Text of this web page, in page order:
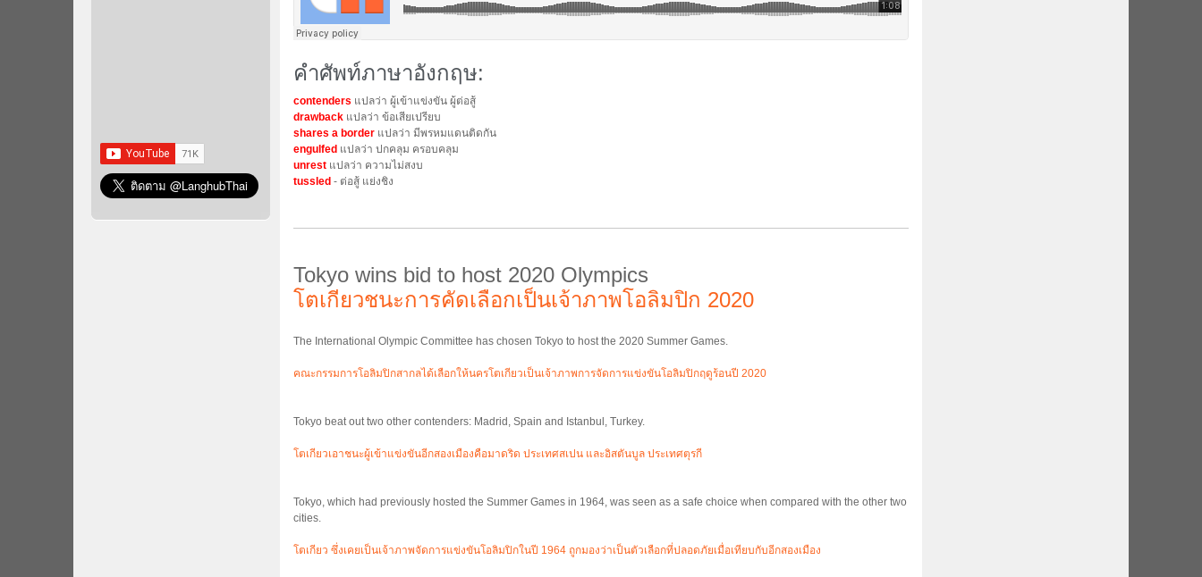
คำศัพท์ภาษาอังกฤษ:
contenders แปลว่า ผู้เข้าแข่งขัน ผู้ต่อสู้
drawback แปลว่า ข้อเสียเปรียบ
shares a border แปลว่า มีพรหมแดนติดกัน
engulfed แปลว่า ปกคลุม ครอบคลุม
unrest แปลว่า ความไม่สงบ
tussled - ต่อสู้ แย่งชิง
Tokyo wins bid to host 2020 Olympics
โตเกียวชนะการคัดเลือกเป็นเจ้าภาพโอลิมปิก 2020
The International Olympic Committee has chosen Tokyo to host the 2020 Summer Games.
คณะกรรมการโอลิมปิกสากลได้เลือกให้นครโตเกียวเป็นเจ้าภาพการจัดการแข่งขันโอลิมปิกฤดูร้อนปี 2020
Tokyo beat out two other contenders: Madrid, Spain and Istanbul, Turkey.
โตเกียวเอาชนะผู้เข้าแข่งขันอีกสองเมืองคือมาดริด ประเทศสเปน และอิสตันบูล ประเทศตุรกี
Tokyo, which had previously hosted the Summer Games in 1964, was seen as a safe choice when compared with the other two
cities.
โตเกียว ซึ่งเคยเป็นเจ้าภาพจัดการแข่งขันโอลิมปิกในปี 1964 ถูกมองว่าเป็นตัวเลือกที่ปลอดภัยเมื่อเทียบกับอีกสองเมือง